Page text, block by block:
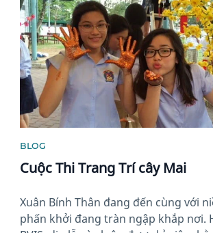
BLOG
Cuộc Thi Trang Trí cây Mai
Xuân Bính Thân đang đến cùng với
phấn khởi đang tràn ngập khắp nơi.